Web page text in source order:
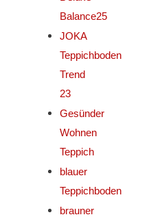
Balance25
JOKA
Teppichboden
Trend
23
Gesünder
Wohnen
Teppich
blauer
Teppichboden
brauner